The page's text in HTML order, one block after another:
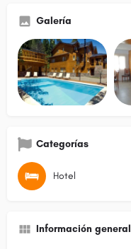
Galería
Categorías
Hotel
Información general